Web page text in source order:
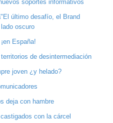
soportes informativos
"El último desafío, el Brand
oscuro
España!
de desintermediación
joven ¿y helado?
deja con hambre
con la cárcel